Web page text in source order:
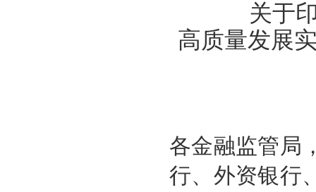
关于
高质量发展
各金融监管局
行、外资银行